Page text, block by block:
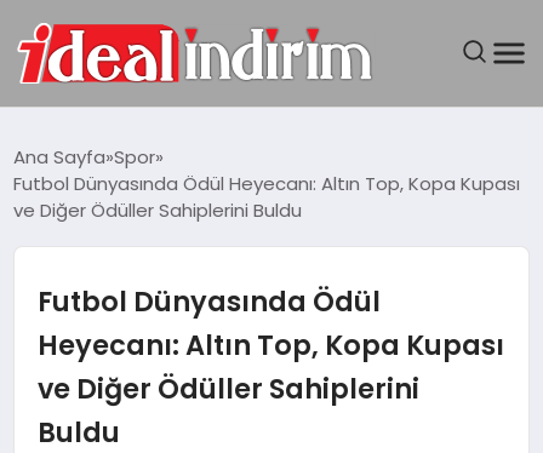
BILGISAYAR
TEKNOLOJI
Ana Sayfa Spor
Futbol Dünyasında Ödül Heyecanı: Altın Top, Kopa Kupası
ve Diğer Ödüller Sahiplerini Buldu
Futbol Dünyasında Ödül
Heyecanı: Altın Top, Kopa Kupası
ve Diğer Ödüller Sahiplerini
Buldu